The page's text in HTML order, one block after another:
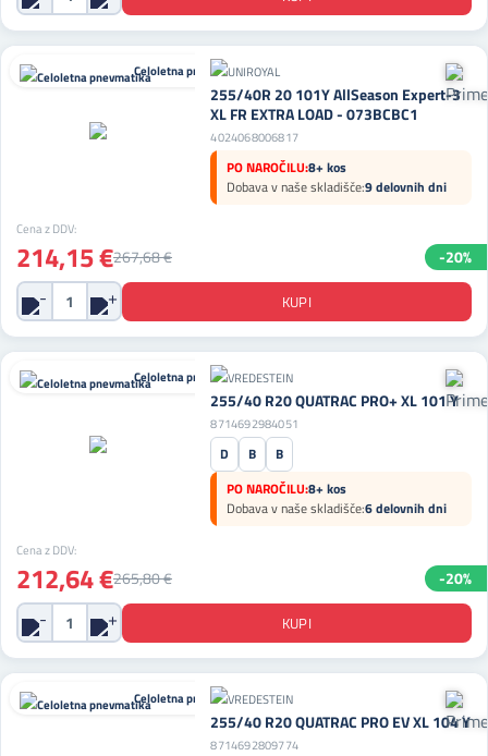
Celoletna pnevmatika
255/40R 20 101Y AllSeason Expert-3
XL FR EXTRA LOAD - 073BCBC1
4024068006817
PO NAROČILU:8+ kos
Dobava v naše skladišče:9 delovnih dni
Cena z DDV:
214,15 €267,68 € -20%
Celoletna pnevmatika
255/40 R20 QUATRAC PRO+ XL 101 Y
8714692984051
D B
B
PO NAROČILU:8+ kos
Dobava v naše skladišče:6 delovnih dni
Cena z DDV:
212,64 €265,80 € -20%
Celoletna pnevmatika
255/40 R20 QUATRAC PRO EV XL 104 Y
8714692809774